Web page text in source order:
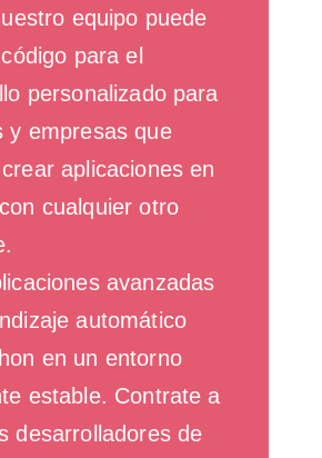
equipo puede
para el
personalizado para
y empresas que
aplicaciones en
cualquier otro
avanzadas
automático
en un entorno
estable. Contrate a
desarrolladores de